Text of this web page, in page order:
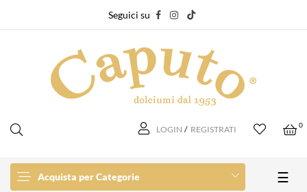
Seguici su
LOGIN / REGISTRATI 0
Acquista per Categorie ☰